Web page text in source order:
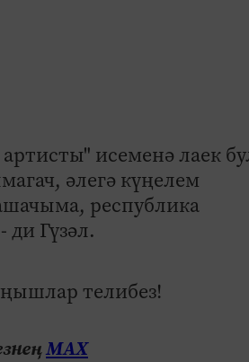
исеменә лаек
әлегә күңелем
республика
ди Гүзәл.
телибез!
МАХ